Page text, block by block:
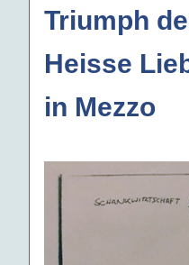
Triumph
Heisse
in Mezzo